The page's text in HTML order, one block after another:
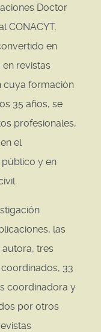
Doctor
CONACYT.
en
revistas
cuya formación
35 años, se
profesionales,
el
y en
las
tres
33
coordinadora y
por otros